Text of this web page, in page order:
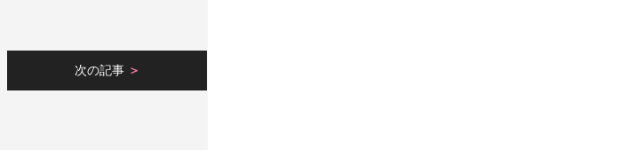
次の記事